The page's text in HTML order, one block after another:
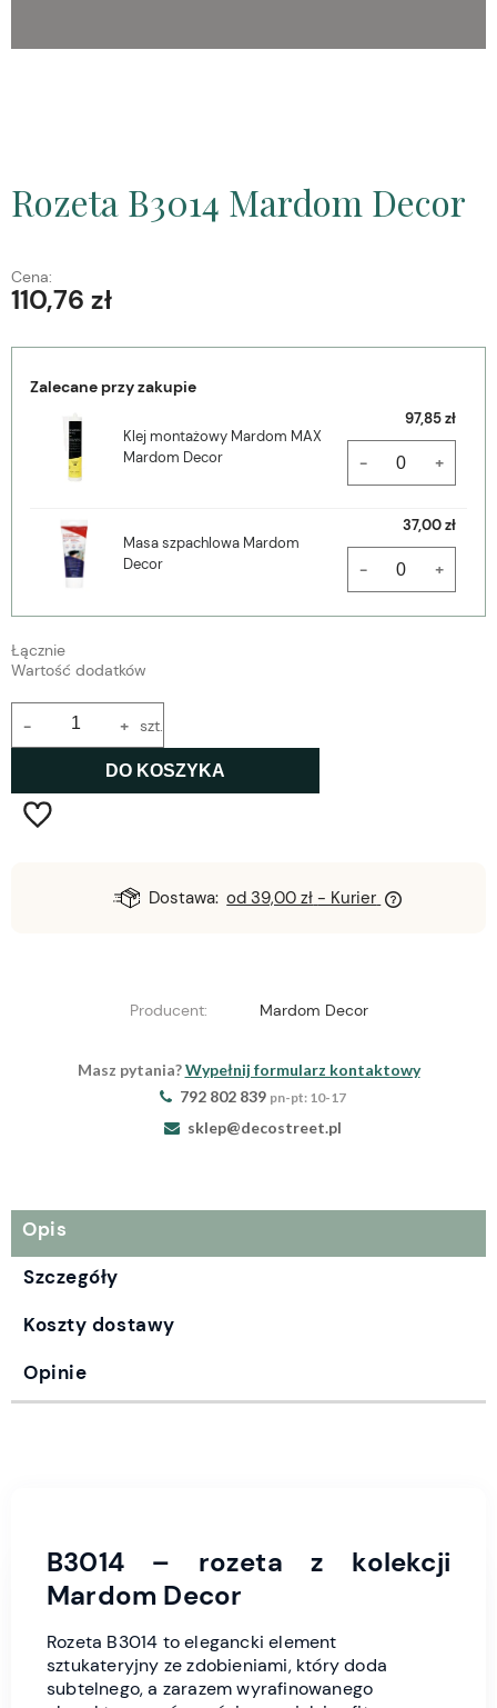
Rozeta B3014 Mardom Decor
Cena:
110,76 zł
Zalecane przy zakupie
Klej montażowy Mardom MAX
Mardom Decor
97,85 zł
- +
Masa szpachlowa Mardom
Decor
37,00 zł
- +
Łącznie
Wartość dodatków
+
- szt.
DO KOSZYKA
Dostawa: od 39,00 zł - Kurier
Producent: Mardom Decor
Masz pytania?Wypełnij formularz kontaktowy
792 802 839 pn-pt: 10-17
sklep@decostreet.pl
Opis
Szczegóły
Koszty dostawy
Opinie
B3014 – rozeta z kolekcji
Mardom Decor
Rozeta B3014 to elegancki element
sztukateryjny ze zdobieniami, który doda
subtelnego, a zarazem wyrafinowanego